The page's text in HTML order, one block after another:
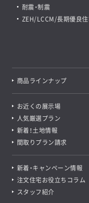
耐震・制震
ZEH/LCCM/長期優良
商品ラインナップ
お近くの展示場
人気厳選プラン
新着！土地情報
間取りプラン請求
新着・キャンペーン情報
注文住宅お役立ちコラム
スタッフ紹介